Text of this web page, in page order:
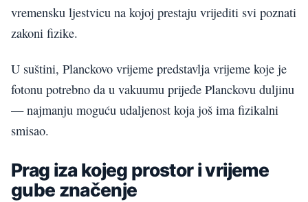
vremensku ljestvicu na kojoj prestaju vrijediti svi poznati
zakoni fizike.
U suštini, Planckovo vrijeme predstavlja vrijeme koje je
fotonu potrebno da u vakuumu prijeđe Planckovu duljinu
— najmanju moguću udaljenost koja još ima fizikalni
smisao.
Prag iza kojeg prostor i vrijeme
gube značenje